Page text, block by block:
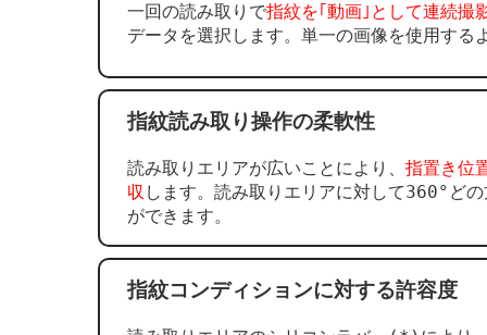
一回の読み取りで指紋を｢動画｣として連続撮
データを選択します。単一の画像を使用する
指紋読み取り操作の柔軟性
読み取りエリアが広いことにより、 指置き位
収 します。読み取りエリアに対して360°ど
ができます。
指紋コンディションに対する許容度